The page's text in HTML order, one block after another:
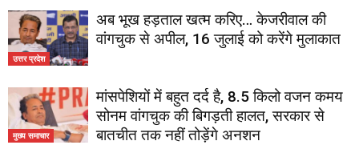
उत्तर प्रदेश
अब भूख हड़ताल खत्म करिए… केजरीवाल की
वांगचुक से अपील, 16 जुलाई को करेंगे मुलाकात
मुख्य समाचार
मांसपेशियों में बहुत दर्द है, 8.5 किलो वजन कमय
सोनम वांगचुक की बिगड़ती हालत, सरकार से
बातचीत तक नहीं तोड़ेंगे अनशन